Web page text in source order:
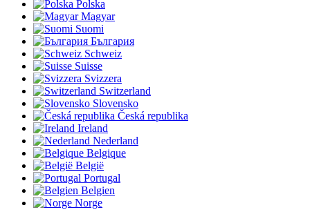
Polska
Magyar
Suomi
България
Schweiz
Suisse
Svizzera
Switzerland
Slovensko
Česká republika
Ireland
Nederland
Belgique
België
Portugal
Belgien
Norge